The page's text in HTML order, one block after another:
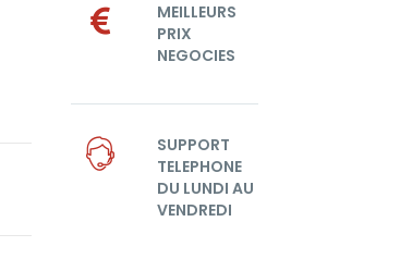
MEILLEURS
PRIX
NEGOCIES
SUPPORT
TELEPHONE
DU LUNDI AU
VENDREDI